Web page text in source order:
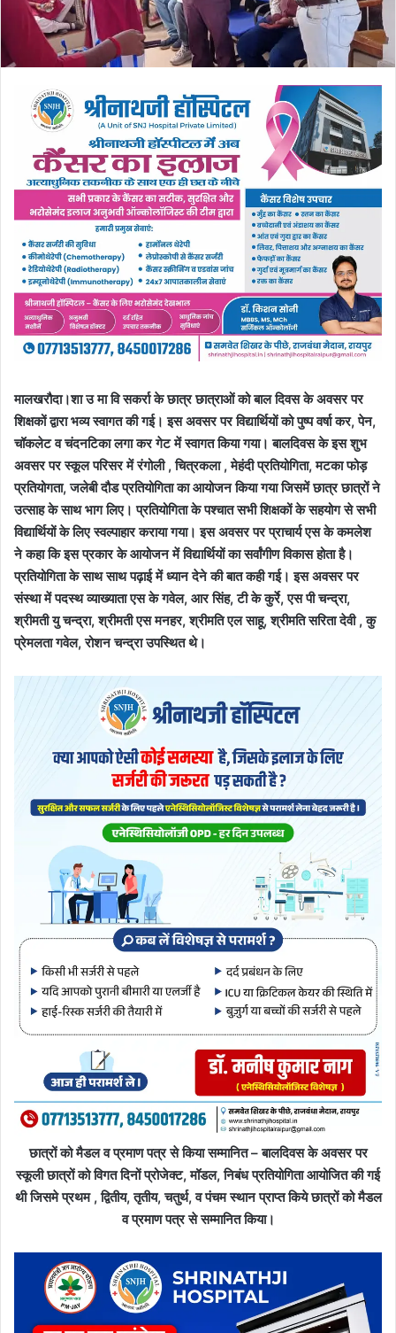
मालखरौदा।शा उ मा वि सकर्रा के छात्र छात्राओं को बाल दिवस के अवसर पर
शिक्षकों द्वारा भव्य स्वागत की गई। इस अवसर पर विद्यार्थियों को पुष्प वर्षा कर, पेन,
चॉकलेट व चंदनटिका लगा कर गेट में स्वागत किया गया। बालदिवस के इस शुभ
अवसर पर स्कूल परिसर में रंगोली , चित्रकला , मेहंदी प्रतियोगिता, मटका फोड़
प्रतियोगता, जलेबी दौड प्रतियोगिता का आयोजन किया गया जिसमें छात्र छात्रों ने
उत्साह के साथ भाग लिए। प्रतियोगिता के पश्चात सभी शिक्षकों के सहयोग से सभी
विद्यार्थियों के लिए स्वल्पाहार कराया गया। इस अवसर पर प्राचार्य एस के कमलेश
ने कहा कि इस प्रकार के आयोजन में विद्यार्थियों का सर्वांगीण विकास होता है।
प्रतियोगिता के साथ साथ पढ़ाई में ध्यान देने की बात कही गई। इस अवसर पर
संस्था में पदस्थ व्याख्याता एस के गवेल, आर सिंह, टी के कुर्रे, एस पी चन्द्रा,
श्रीमती यु चन्द्रा, श्रीमती एस मनहर, श्रीमति एल साहू, श्रीमति सरिता देवी , कु
प्रेमलता गवेल, रोशन चन्द्रा उपस्थित थे।
छात्रों को मैडल व प्रमाण पत्र से किया सम्मानित – बालदिवस के अवसर पर
स्कूली छात्रों को विगत दिनों प्रोजेक्ट, मॉडल, निबंध प्रतियोगिता आयोजित की गई
थी जिसमे प्रथम , द्वितीय, तृतीय, चतुर्थ, व पंचम स्थान प्राप्त किये छात्रों को मैडल
व प्रमाण पत्र से सम्मानित किया।